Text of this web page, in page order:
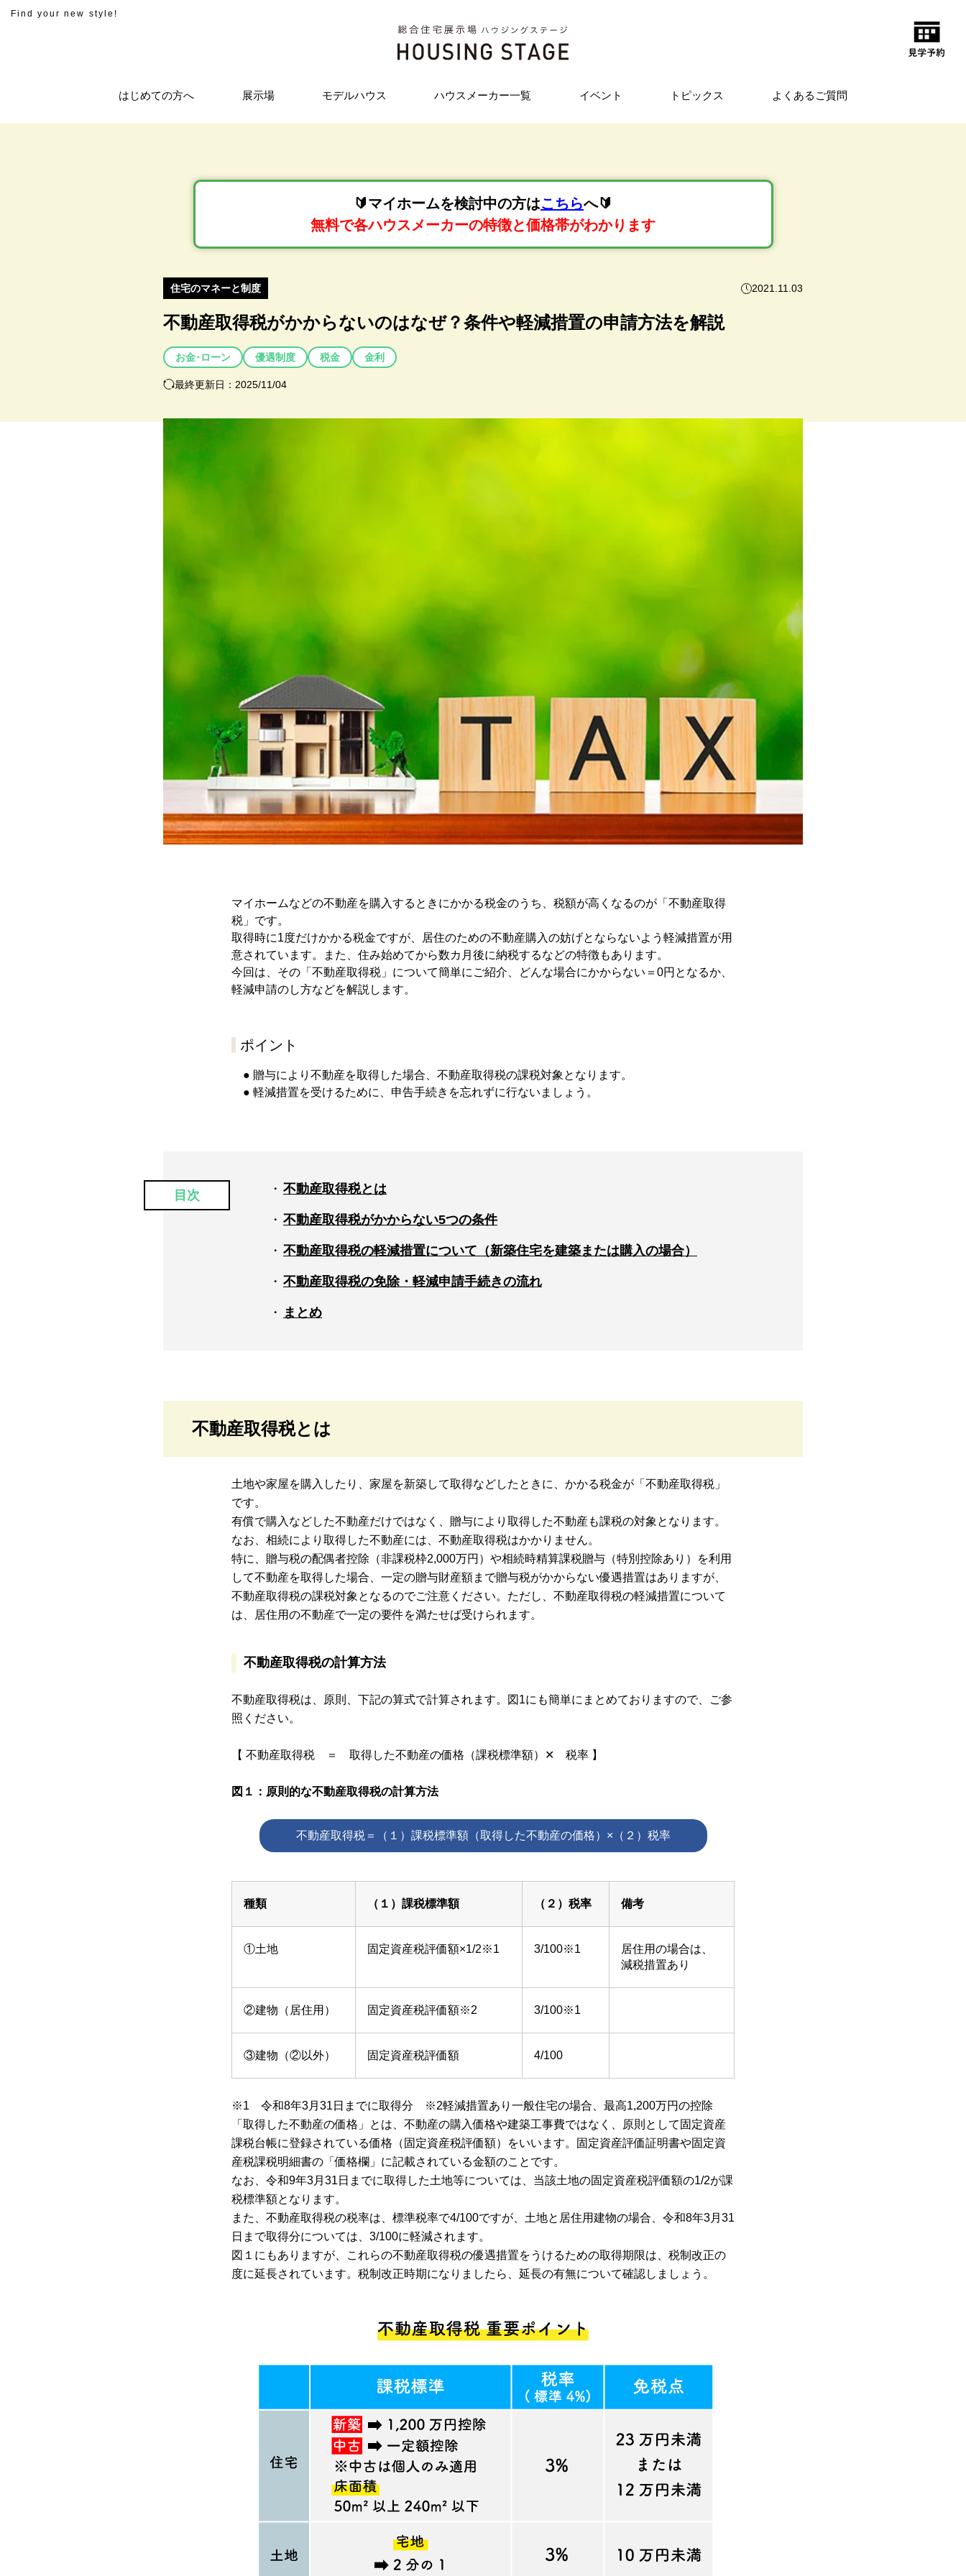
Find your new style!
はじめての方へ 展示場 モデルハウス ハウスメーカー一覧 イベント トピックス よくあるご質問
🔰マイホームを検討中の方はこちらへ🔰
無料で各ハウスメーカーの特徴と価格帯がわかります
住宅のマネーと制度 2021.11.03
不動産取得税がかからないのはなぜ？条件や軽減措置の申請方法を解説
お金･ローン 優遇制度 税金 金利
最終更新日：2025/11/04
マイホームなどの不動産を購入するときにかかる税金のうち、税額が高くなるのが「不動産取得
税」です。
取得時に1度だけかかる税金ですが、居住のための不動産購入の妨げとならないよう軽減措置が用
意されています。また、住み始めてから数カ月後に納税するなどの特徴もあります。
今回は、その「不動産取得税」について簡単にご紹介、どんな場合にかからない＝0円となるか、
軽減申請のし方などを解説します。
ポイント
● 贈与により不動産を取得した場合、不動産取得税の課税対象となります。
● 軽減措置を受けるために、申告手続きを忘れずに行ないましょう。
目次 不動産取得税とは
不動産取得税がかからない5つの条件
不動産取得税の軽減措置について（新築住宅を建築または購入の場合）
不動産取得税の免除・軽減申請手続きの流れ
まとめ
不動産取得税とは
土地や家屋を購入したり、家屋を新築して取得などしたときに、かかる税金が「不動産取得税」
です。
有償で購入などした不動産だけではなく、贈与により取得した不動産も課税の対象となります。
なお、相続により取得した不動産には、不動産取得税はかかりません。
特に、贈与税の配偶者控除（非課税枠2,000万円）や相続時精算課税贈与（特別控除あり）を利用
して不動産を取得した場合、一定の贈与財産額まで贈与税がかからない優遇措置はありますが、
不動産取得税の課税対象となるのでご注意ください。ただし、不動産取得税の軽減措置について
は、居住用の不動産で一定の要件を満たせば受けられます。
不動産取得税の計算方法
不動産取得税は、原則、下記の算式で計算されます。図1にも簡単にまとめておりますので、ご参
照ください。
【 不動産取得税 ＝ 取得した不動産の価格（課税標準額）✕ 税率 】
図１：原則的な不動産取得税の計算方法
不動産取得税＝（１）課税標準額（取得した不動産の価格）×（２）税率
種類 （１）課税標準額 （２）税率 備考
①土地 固定資産税評価額×1/2※1 3/100※1
居住用の場合は、
減税措置あり
②建物（居住用） 固定資産税評価額※2 3/100※1
③建物（②以外） 固定資産税評価額 4/100
※1 令和8年3月31日までに取得分 ※2軽減措置あり一般住宅の場合、最高1,200万円の控除
「取得した不動産の価格」とは、不動産の購入価格や建築工事費ではなく、原則として固定資産
課税台帳に登録されている価格（固定資産税評価額）をいいます。固定資産評価証明書や固定資
産税課税明細書の「価格欄」に記載されている金額のことです。
なお、令和9年3月31日までに取得した土地等については、当該土地の固定資産税評価額の1/2が課
税標準額となります。
また、不動産取得税の税率は、標準税率で4/100ですが、土地と居住用建物の場合、令和8年3月31
日まで取得分については、3/100に軽減されます。
図１にもありますが、これらの不動産取得税の優遇措置をうけるための取得期限は、税制改正の
度に延長されています。税制改正時期になりましたら、延長の有無について確認しましょう。